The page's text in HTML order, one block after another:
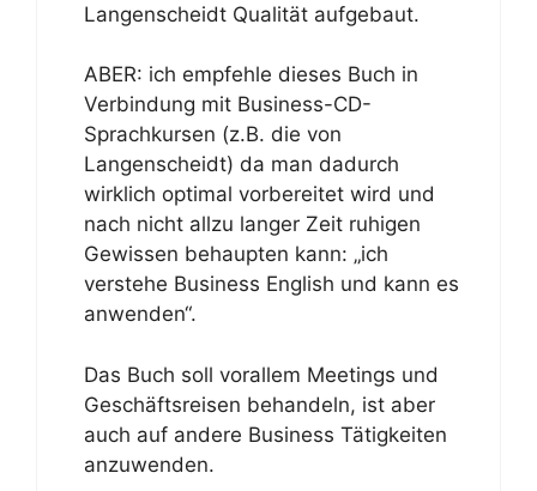
Langenscheidt Qualität aufgebaut.
ABER: ich empfehle dieses Buch in
Verbindung mit Business-CD-
Sprachkursen (z.B. die von
Langenscheidt) da man dadurch
wirklich optimal vorbereitet wird und
nach nicht allzu langer Zeit ruhigen
Gewissen behaupten kann: „ich
verstehe Business English und kann es
anwenden“.
Das Buch soll vorallem Meetings und
Geschäftsreisen behandeln, ist aber
auch auf andere Business Tätigkeiten
anzuwenden.